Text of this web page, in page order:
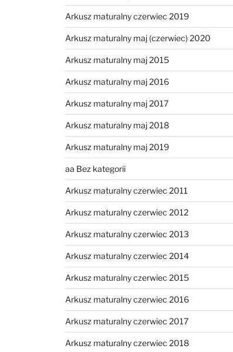
Arkusz maturalny czerwiec 2019
Arkusz maturalny maj (czerwiec) 2020
Arkusz maturalny maj 2015
Arkusz maturalny maj 2016
Arkusz maturalny maj 2017
Arkusz maturalny maj 2018
Arkusz maturalny maj 2019
aa Bez kategorii
Arkusz maturalny czerwiec 2011
Arkusz maturalny czerwiec 2012
Arkusz maturalny czerwiec 2013
Arkusz maturalny czerwiec 2014
Arkusz maturalny czerwiec 2015
Arkusz maturalny czerwiec 2016
Arkusz maturalny czerwiec 2017
Arkusz maturalny czerwiec 2018